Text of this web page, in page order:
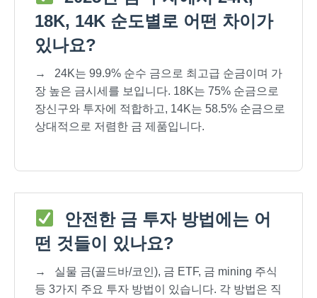
18K, 14K 순도별로 어떤 차이가
있나요?
→
24K는 99.9% 순수 금으로 최고급 순금이며 가
장 높은 금시세를 보입니다. 18K는 75% 순금으로
장신구와 투자에 적합하고, 14K는 58.5% 순금으로
상대적으로 저렴한 금 제품입니다.
안전한 금 투자 방법에는 어
떤 것들이 있나요?
→
실물 금(골드바/코인), 금 ETF, 금 mining 주식
등 3가지 주요 투자 방법이 있습니다. 각 방법은 직